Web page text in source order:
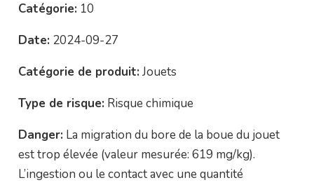
Catégorie: 10
Date: 2024-09-27
Catégorie de produit: Jouets
Type de risque: Risque chimique
Danger: La migration du bore de la boue du jouet
est trop élevée (valeur mesurée: 619 mg/kg).
L’ingestion ou le contact avec une quantité